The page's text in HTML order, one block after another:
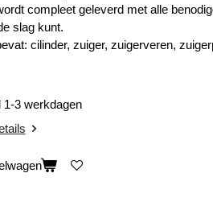
compleet geleverd met alle
slag kunt.
cilinder, zuiger, zuigerveren,
1-3 werkdagen